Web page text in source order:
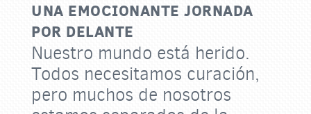
UNA EMOCIONANTE JORNADA
POR DELANTE
Nuestro mundo está herido.
Todos necesitamos curación,
pero muchos de nosotros